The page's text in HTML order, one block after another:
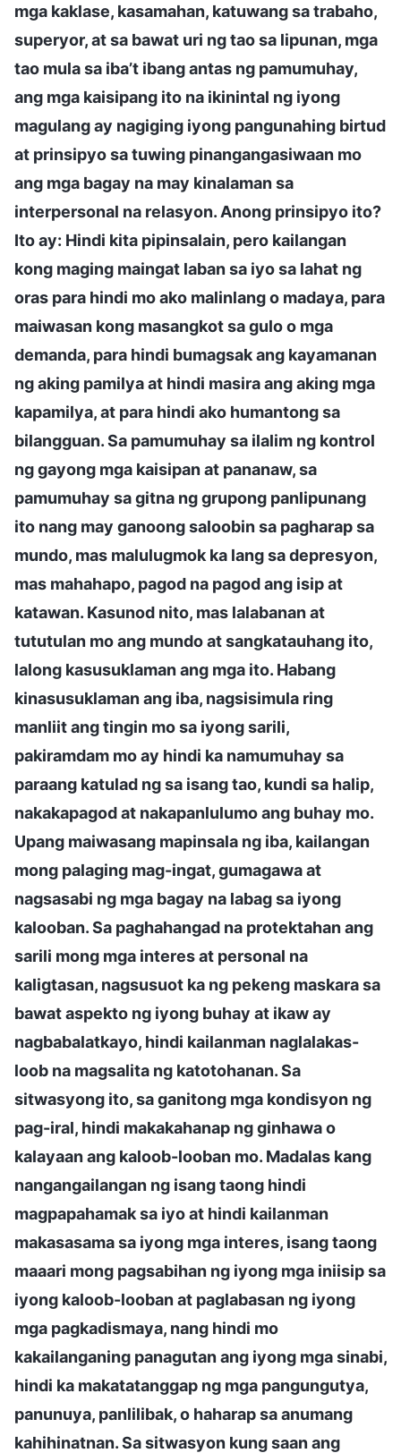
mga kaklase, kasamahan, katuwang sa trabaho,
superyor, at sa bawat uri ng tao sa lipunan, mga
tao mula sa iba’t ibang antas ng pamumuhay,
ang mga kaisipang ito na ikinintal ng iyong
magulang ay nagiging iyong pangunahing birtud
at prinsipyo sa tuwing pinangangasiwaan mo
ang mga bagay na may kinalaman sa
interpersonal na relasyon. Anong prinsipyo ito?
Ito ay: Hindi kita pipinsalain, pero kailangan
kong maging maingat laban sa iyo sa lahat ng
oras para hindi mo ako malinlang o madaya, para
maiwasan kong masangkot sa gulo o mga
demanda, para hindi bumagsak ang kayamanan
ng aking pamilya at hindi masira ang aking mga
kapamilya, at para hindi ako humantong sa
bilangguan. Sa pamumuhay sa ilalim ng kontrol
ng gayong mga kaisipan at pananaw, sa
pamumuhay sa gitna ng grupong panlipunang
ito nang may ganoong saloobin sa pagharap sa
mundo, mas malulugmok ka lang sa depresyon,
mas mahahapo, pagod na pagod ang isip at
katawan. Kasunod nito, mas lalabanan at
tututulan mo ang mundo at sangkatauhang ito,
lalong kasusuklaman ang mga ito. Habang
kinasusuklaman ang iba, nagsisimula ring
manliit ang tingin mo sa iyong sarili,
pakiramdam mo ay hindi ka namumuhay sa
paraang katulad ng sa isang tao, kundi sa halip,
nakakapagod at nakapanlulumo ang buhay mo.
Upang maiwasang mapinsala ng iba, kailangan
mong palaging mag-ingat, gumagawa at
nagsasabi ng mga bagay na labag sa iyong
kalooban. Sa paghahangad na protektahan ang
sarili mong mga interes at personal na
kaligtasan, nagsusuot ka ng pekeng maskara sa
bawat aspekto ng iyong buhay at ikaw ay
nagbabalatkayo, hindi kailanman naglalakas-
loob na magsalita ng katotohanan. Sa
sitwasyong ito, sa ganitong mga kondisyon ng
pag-iral, hindi makakahanap ng ginhawa o
kalayaan ang kaloob-looban mo. Madalas kang
nangangailangan ng isang taong hindi
magpapahamak sa iyo at hindi kailanman
makasasama sa iyong mga interes, isang taong
maaari mong pagsabihan ng iyong mga iniisip sa
iyong kaloob-looban at paglabasan ng iyong
mga pagkadismaya, nang hindi mo
kakailanganing panagutan ang iyong mga sinabi,
hindi ka makatatanggap ng mga pangungutya,
panunuya, panlilibak, o haharap sa anumang
kahihinatnan. Sa sitwasyon kung saan ang